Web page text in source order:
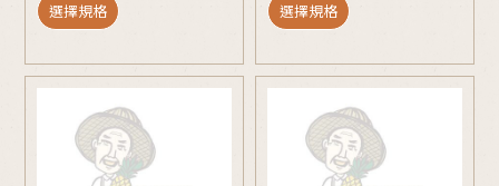
選擇規格 選擇規格